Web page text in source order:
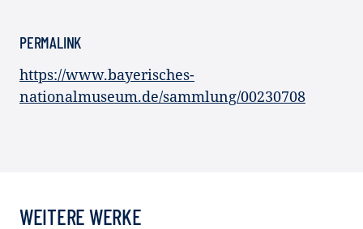
PERMALINK
https://www.bayerisches-
nationalmuseum.de/sammlung/00230708
WEITERE WERKE